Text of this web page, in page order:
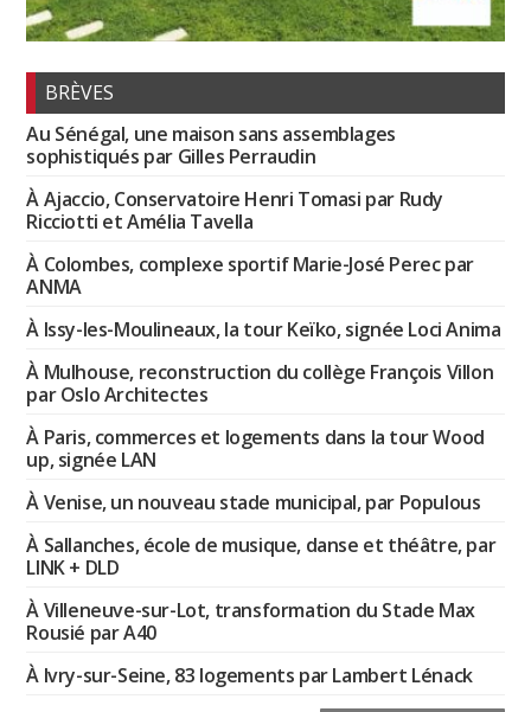
BRÈVES
Au Sénégal, une maison sans assemblages
sophistiqués par Gilles Perraudin
À Ajaccio, Conservatoire Henri Tomasi par Rudy
Ricciotti et Amélia Tavella
À Colombes, complexe sportif Marie-José Perec par
ANMA
À Issy-les-Moulineaux, la tour Keïko, signée Loci Anima
À Mulhouse, reconstruction du collège François Villon
par Oslo Architectes
À Paris, commerces et logements dans la tour Wood
up, signée LAN
À Venise, un nouveau stade municipal, par Populous
À Sallanches, école de musique, danse et théâtre, par
LINK + DLD
À Villeneuve-sur-Lot, transformation du Stade Max
Rousié par A40
À Ivry-sur-Seine, 83 logements par Lambert Lénack